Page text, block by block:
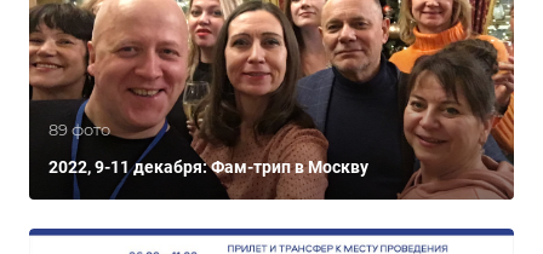
89 фото
2022, 9-11 декабря: Фам-трип в Москву